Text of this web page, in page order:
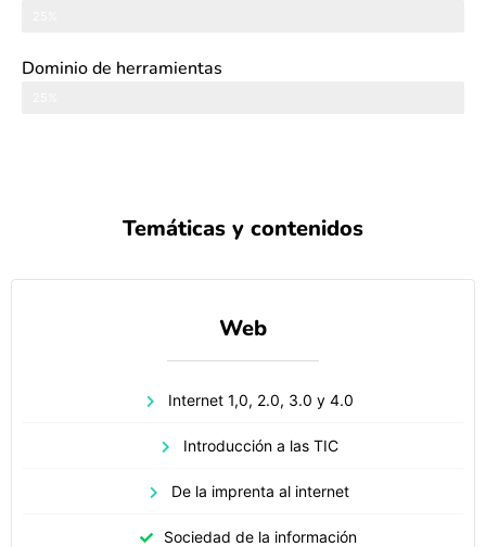
Dominio de herramientas
Temáticas y contenidos
Web
Internet 1,0, 2.0, 3.0 y 4.0
Introducción a las TIC
De la imprenta al internet
Sociedad de la información